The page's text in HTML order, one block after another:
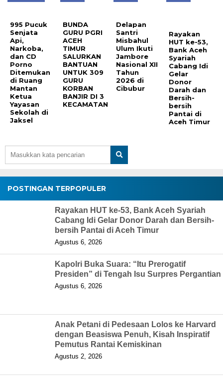
995 Pucuk
Senjata
Api,
Narkoba,
dan CD
Porno
Ditemukan
di Ruang
Mantan
Ketua
Yayasan
Sekolah di
Jaksel
BUNDA
GURU PGRI
ACEH
TIMUR
SALURKAN
BANTUAN
UNTUK 309
GURU
KORBAN
BANJIR DI 3
KECAMATAN
Delapan
Santri
Misbahul
Ulum Ikuti
Jambore
Nasional XII
Tahun
2026 di
Cibubur
Rayakan
HUT ke-53,
Bank Aceh
Syariah
Cabang Idi
Gelar
Donor
Darah dan
Bersih-
bersih
Pantai di
Aceh Timur
POSTINGAN TERPOPULER
Rayakan HUT ke-53, Bank Aceh Syariah
Cabang Idi Gelar Donor Darah dan Bersih-
bersih Pantai di Aceh Timur
Agustus 6, 2026
Kapolri Buka Suara: “Itu Prerogatif
Presiden” di Tengah Isu Surpres Pergantian
Agustus 6, 2026
Anak Petani di Pedesaan Lolos ke Harvard
dengan Beasiswa Penuh, Kisah Inspiratif
Pemutus Rantai Kemiskinan
Agustus 2, 2026